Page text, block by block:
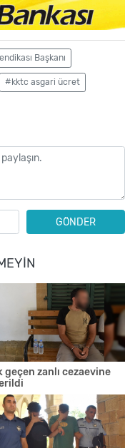
Başkanı
#kktc asgari ücret
GÖNDER
geçen zanlı cezaevine